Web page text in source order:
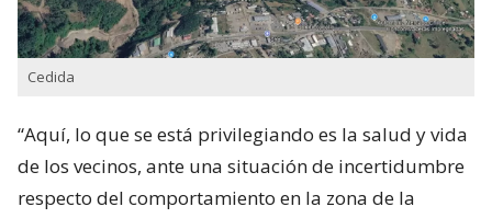
Cedida
“Aquí, lo que se está privilegiando es la salud y vida
de los vecinos, ante una situación de incertidumbre
respecto del comportamiento en la zona de la